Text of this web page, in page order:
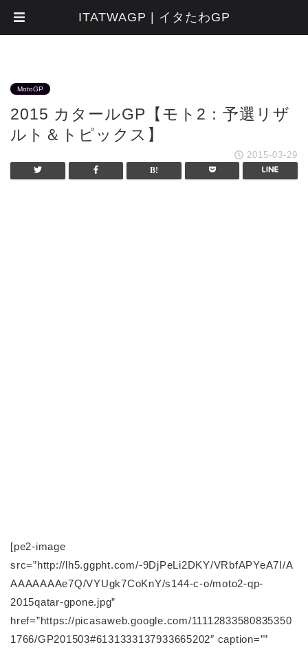
MotoGP
2015 カタールGP【モト2：予選リザ
ルト＆トピックス】
2015-03-29
[pe2-image
src=”http://lh5.ggpht.com/-9DjPeLi2DKY/VRbfAPYeA7I/A
AAAAAAAe7Q/VYUgk7CoKnY/s144-c-o/moto2-qp-
2015qatar-gpone.jpg”
href=”https://picasaweb.google.com/11112833580835350
1766/GP201503#6131333137933665202″ caption=””
ITATWAGP | イタたわGP